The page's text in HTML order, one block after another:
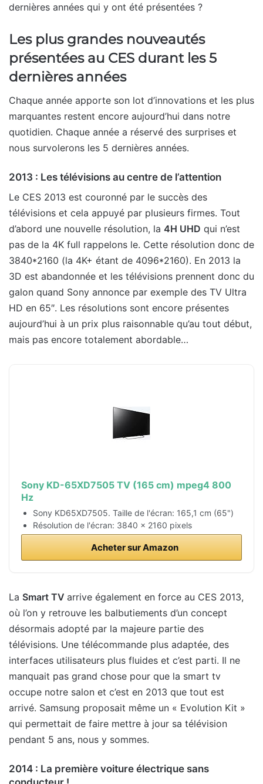
dernières années qui y ont été présentées ?
Les plus grandes nouveautés
présentées au CES durant les 5
dernières années
Chaque année apporte son lot d’innovations et les plus
marquantes restent encore aujourd’hui dans notre
quotidien. Chaque année a réservé des surprises et
nous survolerons les 5 dernières années.
2013 : Les télévisions au centre de l’attention
Le CES 2013 est couronné par le succès des
télévisions et cela appuyé par plusieurs firmes. Tout
d’abord une nouvelle résolution, la 4H UHD qui n’est
pas de la 4K full rappelons le. Cette résolution donc de
3840*2160 (la 4K+ étant de 4096*2160). En 2013 la
3D est abandonnée et les télévisions prennent donc du
galon quand Sony annonce par exemple des TV Ultra
HD en 65″. Les résolutions sont encore présentes
aujourd’hui à un prix plus raisonnable qu’au tout début,
mais pas encore totalement abordable…
Sony KD-65XD7505 TV (165 cm) mpeg4 800
Hz
Sony KD65XD7505. Taille de l'écran: 165,1 cm (65")
Résolution de l'écran: 3840 x 2160 pixels
Acheter sur Amazon
La Smart TV arrive également en force au CES 2013,
où l’on y retrouve les balbutiements d’un concept
désormais adopté par la majeure partie des
télévisions. Une télécommande plus adaptée, des
interfaces utilisateurs plus fluides et c’est parti. Il ne
manquait pas grand chose pour que la smart tv
occupe notre salon et c’est en 2013 que tout est
arrivé. Samsung proposait même un « Evolution Kit »
qui permettait de faire mettre à jour sa télévision
pendant 5 ans, nous y sommes.
2014 : La première voiture électrique sans